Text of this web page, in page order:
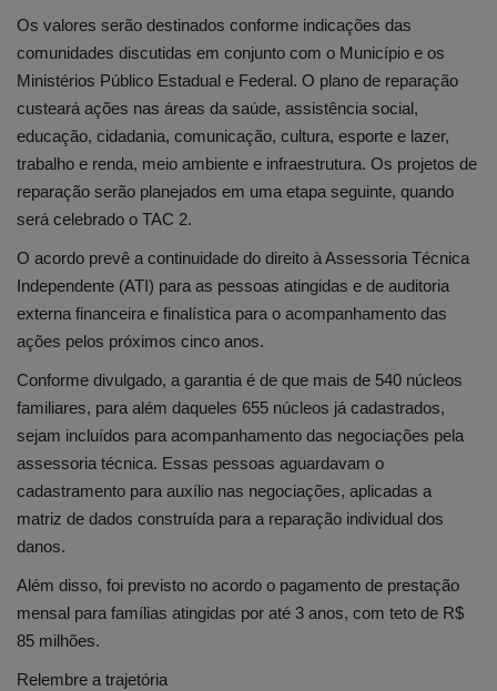
Os valores serão destinados conforme indicações das
comunidades discutidas em conjunto com o Município e os
Ministérios Público Estadual e Federal. O plano de reparação
custeará ações nas áreas da saúde, assistência social,
educação, cidadania, comunicação, cultura, esporte e lazer,
trabalho e renda, meio ambiente e infraestrutura. Os projetos de
reparação serão planejados em uma etapa seguinte, quando
será celebrado o TAC 2.
O acordo prevê a continuidade do direito à Assessoria Técnica
Independente (ATI) para as pessoas atingidas e de auditoria
externa financeira e finalística para o acompanhamento das
ações pelos próximos cinco anos.
Conforme divulgado, a garantia é de que mais de 540 núcleos
familiares, para além daqueles 655 núcleos já cadastrados,
sejam incluídos para acompanhamento das negociações pela
assessoria técnica. Essas pessoas aguardavam o
cadastramento para auxílio nas negociações, aplicadas a
matriz de dados construída para a reparação individual dos
danos.
Além disso, foi previsto no acordo o pagamento de prestação
mensal para famílias atingidas por até 3 anos, com teto de R$
85 milhões.
Relembre a trajetória